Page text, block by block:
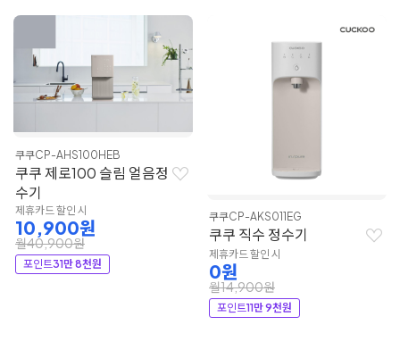
쿠쿠CP-AHS100HEB
쿠쿠 제로100 슬림 얼음정
수기
제휴카드 할인 시
10,900원
월40,900원
포인트31만 8천원
쿠쿠CP-AKS011EG
쿠쿠 직수 정수기
제휴카드 할인 시
0원
월14,900원
포인트11만 9천원